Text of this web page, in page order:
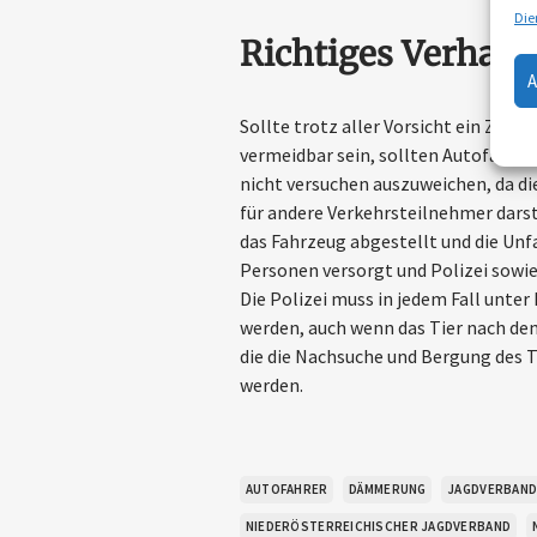
Richtiges
Sollte trotz aller Vorsicht ein
vermeidbar sein, sollten
nicht versuchen auszuweichen, da
für andere Verkehrsteilnehmer
das Fahrzeug abgestellt und die
Personen versorgt und Polizei
Die Polizei muss in jedem Fall
werden, auch wenn das Tier nach
die die Nachsuche und Bergung
werden.
AUTOFAHRER DÄMMERUNG JAGDVERBAND
NIEDERÖSTERREICHISCHER JAGDVERBAND